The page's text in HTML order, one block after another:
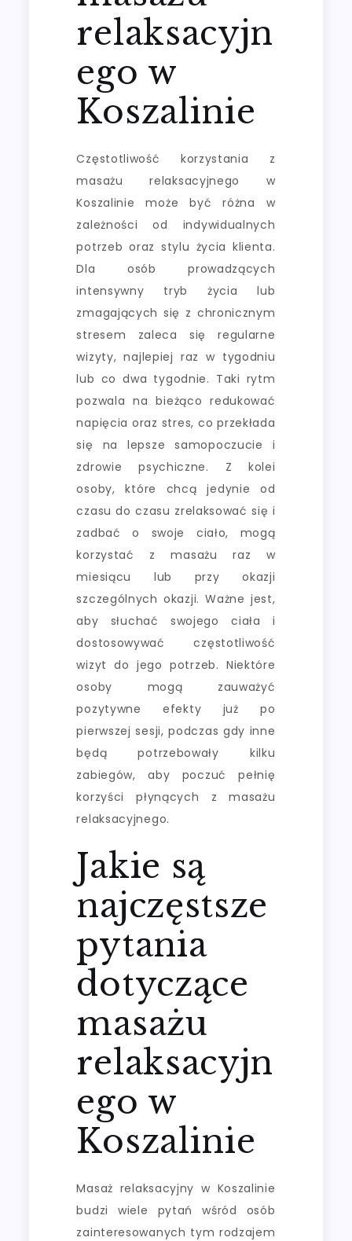
relaksacyjn
ego w
Koszalinie
Częstotliwość korzystania z
masażu relaksacyjnego w
Koszalinie może być różna w
zależności od indywidualnych
potrzeb oraz stylu życia klienta.
Dla osób prowadzących
intensywny tryb życia lub
zmagających się z chronicznym
stresem zaleca się regularne
wizyty, najlepiej raz w tygodniu
lub co dwa tygodnie. Taki rytm
pozwala na bieżąco redukować
napięcia oraz stres, co przekłada
się na lepsze samopoczucie i
zdrowie psychiczne. Z kolei
osoby, które chcą jedynie od
czasu do czasu zrelaksować się i
zadbać o swoje ciało, mogą
korzystać z masażu raz w
miesiącu lub przy okazji
szczególnych okazji. Ważne jest,
aby słuchać swojego ciała i
dostosowywać częstotliwość
wizyt do jego potrzeb. Niektóre
osoby mogą zauważyć
pozytywne efekty już po
pierwszej sesji, podczas gdy inne
będą potrzebowały kilku
zabiegów, aby poczuć pełnię
korzyści płynących z masażu
relaksacyjnego.
Jakie są
najczęstsze
pytania
dotyczące
masażu
relaksacyjn
ego w
Koszalinie
Masaż relaksacyjny w Koszalinie
budzi wiele pytań wśród osób
zainteresowanych tym rodzajem